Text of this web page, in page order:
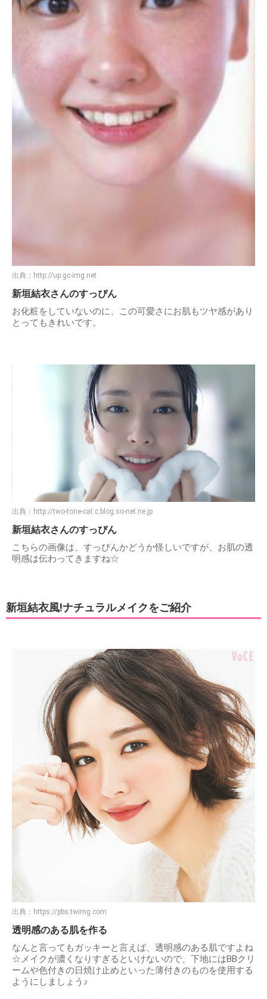
出典： http://up.gc-img.net
新垣結衣さんのすっぴん
お化粧をしていないのに、この可愛さにお肌もツヤ感があり
とってもきれいです。
出典： http://two-tone-cat.c.blog.so-net.ne.jp
新垣結衣さんのすっぴん
こちらの画像は、すっぴんかどうか怪しいですが、お肌の透
明感は伝わってきますね☆
新垣結衣風!ナチュラルメイクをご紹介
出典： https://pbs.twimg.com
透明感のある肌を作る
なんと言ってもガッキーと言えば、透明感のある肌ですよね
☆メイクが濃くなりすぎるといけないので、下地にはBBクリ
ームや色付きの日焼け止めといった薄付きのものを使用する
ようにしましょう♪